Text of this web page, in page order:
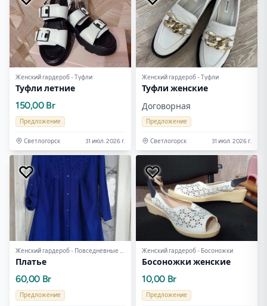
Женский гардероб - Туфли
Туфли летние
150,00 Br
Предложение
Светлогорск 31 июл. 2026 г.
Женский гардероб - Туфли
Туфли женские
Договорная
Предложение
Светлогорск 31 июл. 2026 г.
Женский гардероб - Повседневные платья
Платье
60,00 Br
Предложение
Женский гардероб - Босоножки
Босоножки женские
10,00 Br
Предложение